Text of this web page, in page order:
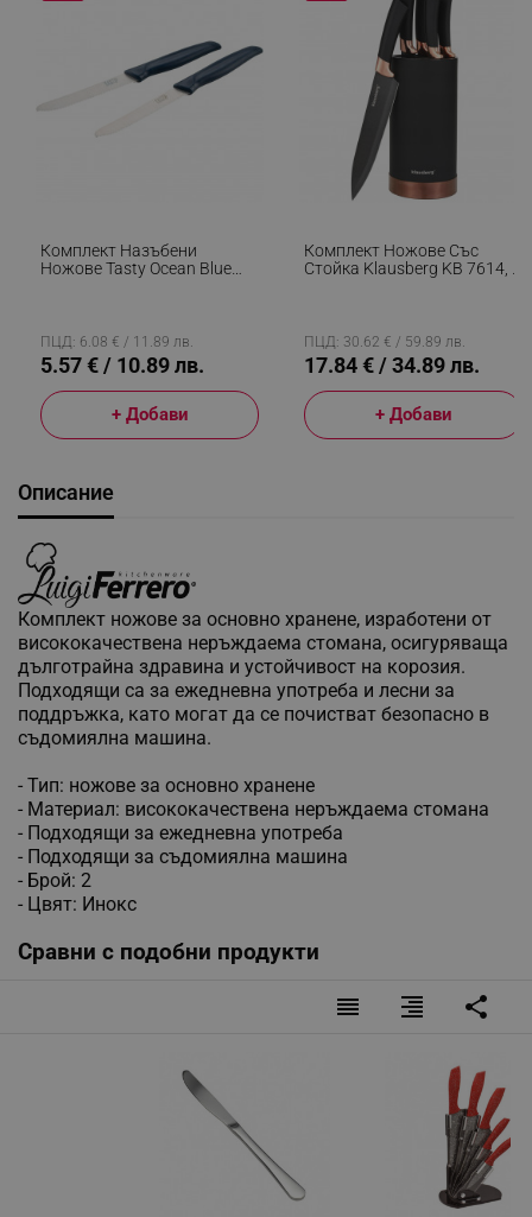
Комплект Назъбени
Ножове Tasty Ocean Blue
ПЦД: 6.08 € / 11.89 лв.
5.57 € / 10.89 лв.
+ Добави
Комплект Ножове Със
Стойка Klausberg KB 7614, 6
ПЦД: 30.62 € / 59.89 лв.
17.84 € / 34.89 лв.
+ Добави
Описание
Комплект ножове за основно хранене, изработени от
висококачествена неръждаема стомана, осигуряваща
дълготрайна здравина и устойчивост на корозия.
Подходящи са за ежедневна употреба и лесни за
поддръжка, като могат да се почистват безопасно в
съдомиялна машина.
- Тип: ножове за основно хранене
- Материал: висококачествена неръждаема стомана
- Подходящи за ежедневна употреба
- Подходящи за съдомиялна машина
- Брой: 2
- Цвят: Инокс
Сравни с подобни продукти
reorder format_align_right share